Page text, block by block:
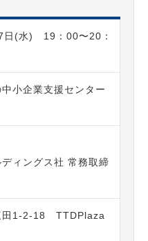
日(水) 19：00〜20：
小企業支援センター
ィングス社 常務取締
田1-2-18 TTDPlaza